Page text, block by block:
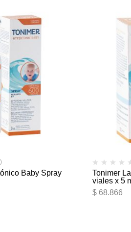
Baby Spray
Tonimer
viales x 5
$68.866